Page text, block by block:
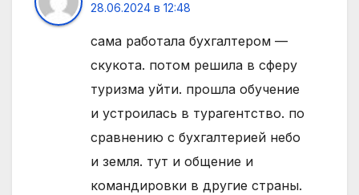
28.06.2024 в 12:48
сама работала бухгалтером —
скукота. потом решила в сферу
туризма уйти. прошла обучение
и устроилась в турагентство. по
сравнению с бухгалтерией небо
и земля. тут и общение и
командировки в другие страны.